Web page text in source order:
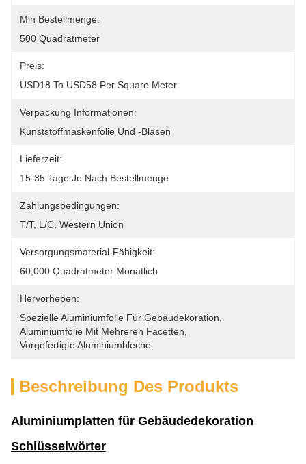
Min Bestellmenge:
500 Quadratmeter
Preis:
USD18 To USD58 Per Square Meter
Verpackung Informationen:
Kunststoffmaskenfolie Und -blasen
Lieferzeit:
15-35 Tage Je Nach Bestellmenge
Zahlungsbedingungen:
T/T, L/C, Western Union
Versorgungsmaterial-Fähigkeit:
60,000 Quadratmeter Monatlich
Hervorheben:
Spezielle Aluminiumfolie Für Gebäudekoration
Aluminiumfolie Mit Mehreren Facetten
Vorgefertigte Aluminiumbleche
Beschreibung Des Produkts
Aluminiumplatten für Gebäudedekoration
Schlüsselwörter